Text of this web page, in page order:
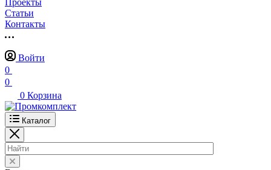
Проекты
Статьи
Контакты
Войти
0
0
0 Корзина
Каталог